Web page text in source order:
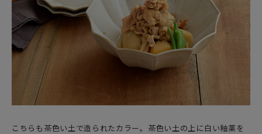
こちらも茶色い土で造られたカラー。茶色い土の上に白い釉薬を